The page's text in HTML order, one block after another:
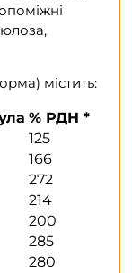
містить:
% РДН *
125
166
272
214
200
285
280